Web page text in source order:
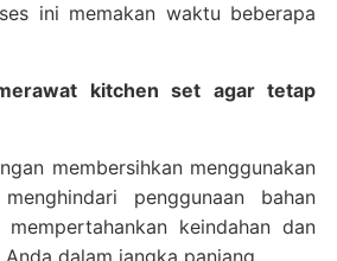
ini memakan waktu beberapa
kitchen set agar tetap
membersihkan menggunakan
penggunaan bahan
keindahan dan
dalam jangka panjang.